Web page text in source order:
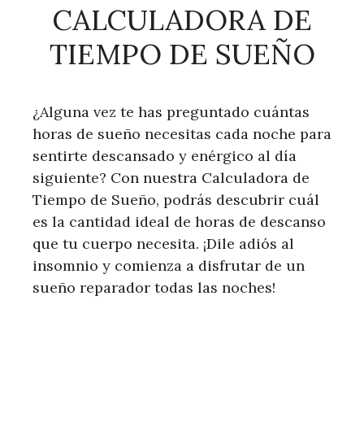
CALCULADORA DE
TIEMPO DE SUEÑO
¿Alguna vez te has preguntado cuántas
horas de sueño necesitas cada noche para
sentirte descansado y enérgico al día
siguiente? Con nuestra Calculadora de
Tiempo de Sueño, podrás descubrir cuál
es la cantidad ideal de horas de descanso
que tu cuerpo necesita. ¡Dile adiós al
insomnio y comienza a disfrutar de un
sueño reparador todas las noches!